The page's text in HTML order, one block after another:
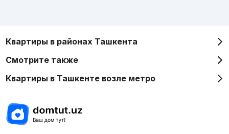
Квартиры в районах Ташкента
Смотрите также
Квартиры в Ташкенте возле метро